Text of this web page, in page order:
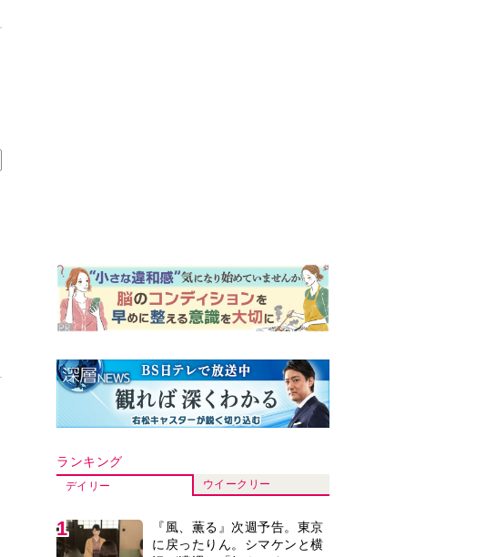
1
『風、薫る』次週予告。東京
に戻ったりん。シマケンと横
沢が遭遇。「好きです」と告
げたのは…
っと残念な男”をフォローする
しっかり者。樹生の妹を演じ
るのは、齋藤飛鳥さん＜キャ
スト紹介＞
『風、薫る』主演の見上愛
「りんは恋愛に鈍感。やっと
4
演歌歌手・市川由紀乃「更年
期かと思ったら〈卵巣がん〉
復帰。若くして逝った兄の手
紙を今も支えに」【2026上半
5
井上祐貴『風、薫る』ではク